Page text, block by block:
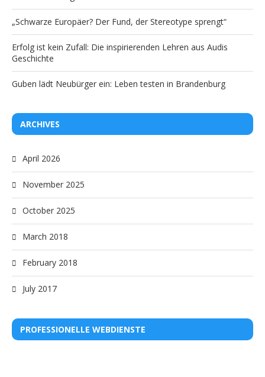
„Schwarze Europäer? Der Fund, der Stereotype sprengt“
Erfolg ist kein Zufall: Die inspirierenden Lehren aus Audis
Geschichte
Guben lädt Neubürger ein: Leben testen in Brandenburg
ARCHIVES
April 2026
November 2025
October 2025
March 2018
February 2018
July 2017
PROFESSIONELLE WEBDIENSTE